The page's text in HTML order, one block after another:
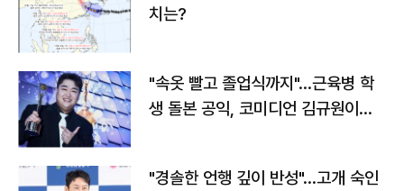
치는?
"속옷 빨고 졸업식까지"…근육병 학
생 돌본 공익, 코미디언 김규원이었
"경솔한 언행 깊이 반성"…고개 숙인